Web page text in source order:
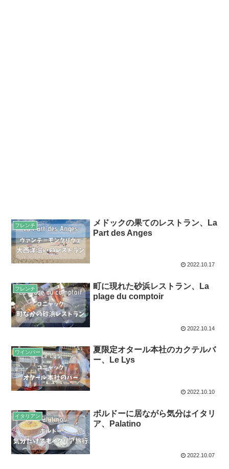
フレンチ
メドックの果てのレストラン、La
Part des Anges
2022.10.17
フレンチ
町に現れた砂浜レストラン、La
plage du comptoir
2022.10.14
ワインバー
夏限定オタール本社のカクテルバ
ー、Le Lys
2022.10.10
イタリアン
ボルドーに居ながら気分はイタリ
ア、Palatino
2022.10.07